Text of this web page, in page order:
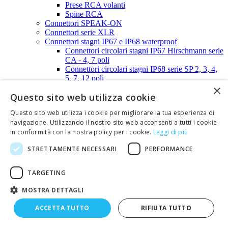
Prese RCA volanti
Spine RCA
Connettori SPEAK-ON
Connettori serie XLR
Connettori stagni IP67 e IP68 waterproof
Connettori circolari stagni IP67 Hirschmann serie
CA - 4, 7 poli
Connettori circolari stagni IP68 serie SP 2, 3, 4,
5, 7, 12 poli
Connettori Waterproof IP68 - Serie SP11 -
2,3,5 poli
2,3,4,5 poli
Connettori Waterproof IP68 - Serie SP21 -
2,3,4 poli
Connettori Waterproof IP68 - Serie SP21 -
5, 7,12 poli
Connettori STRIP-LINE passo 2,00mm
Connettori STRIP-LINE passo 2,54mm
Connettori SUB-D
Calotte, tappi e distanziali per connettori SUB-D
×
Questo sito web utilizza cookie
Questo sito web utilizza i cookie per migliorare la tua esperienza di
navigazione. Utilizzando il nostro sito web acconsenti a tutti i cookie
in conformità con la nostra policy per i cookie. Leggi di più
STRETTAMENTE NECESSARI
PERFORMANCE
TARGETING
MOSTRA DETTAGLI
ACCETTA TUTTO RIFIUTA TUTTO